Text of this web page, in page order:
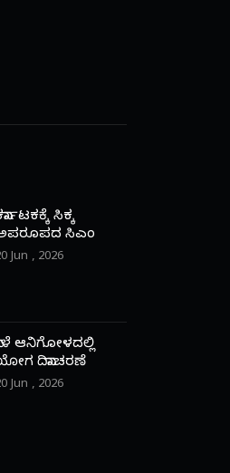
ಸಿಕ್ಕ
ಸಿಎಂ
Jun , 2026
ಆನಿಗೋಳದಲ್ಲಿ
ದಿನಾಚರಣೆ
Jun , 2026